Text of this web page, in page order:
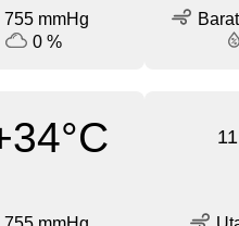
755 mmHg
0 %